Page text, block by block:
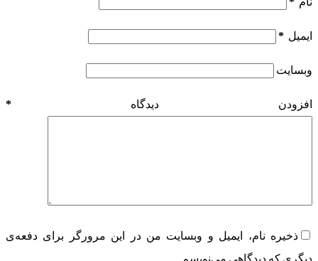
ایمیل *
وبسایت
افزودن دیدگاه *
ذخیره نام، ایمیل و وبسایت من در این مرورگر برای دفعه‌ی
دیگری که دیدگاهی می‌نویسم.